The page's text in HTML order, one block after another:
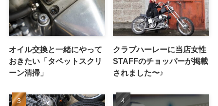
オイル交換と一緒にやって
おきたい「タペットスクリ
ーン清掃」
クラブハーレーに当店女性
STAFFのチョッパーが掲載
されました〜♪